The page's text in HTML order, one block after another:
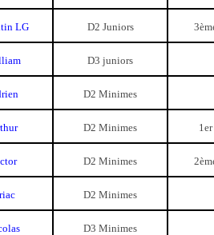
LG D2 Juniors
D3 juniors
D2 Minimes
D2 Minimes
D2 Minimes
D2 Minimes
D3 Minimes